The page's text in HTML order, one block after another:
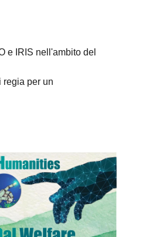
e IRIS nell'ambito del
regia per un